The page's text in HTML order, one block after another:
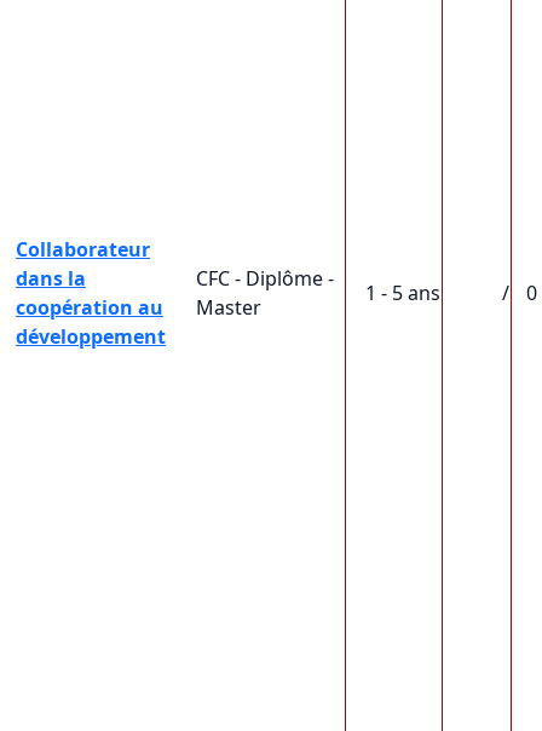
Collaborateur
dans la
coopération au
développement
CFC - Diplôme -
Master
1 - 5 ans / 0